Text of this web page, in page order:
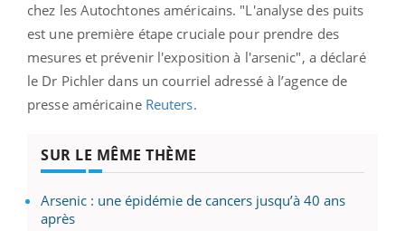
chez les Autochtones américains. "L'analyse des puits
est une première étape cruciale pour prendre des
mesures et prévenir l'exposition à l'arsenic", a déclaré
le Dr Pichler dans un courriel adressé à l’agence de
presse américaine Reuters.
SUR LE MÊME THÈME
Arsenic : une épidémie de cancers jusqu’à 40 ans
après